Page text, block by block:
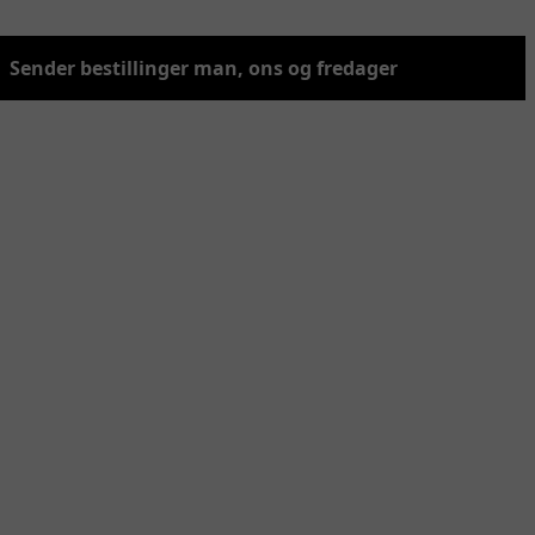
Sender bestillinger man, ons og fredager